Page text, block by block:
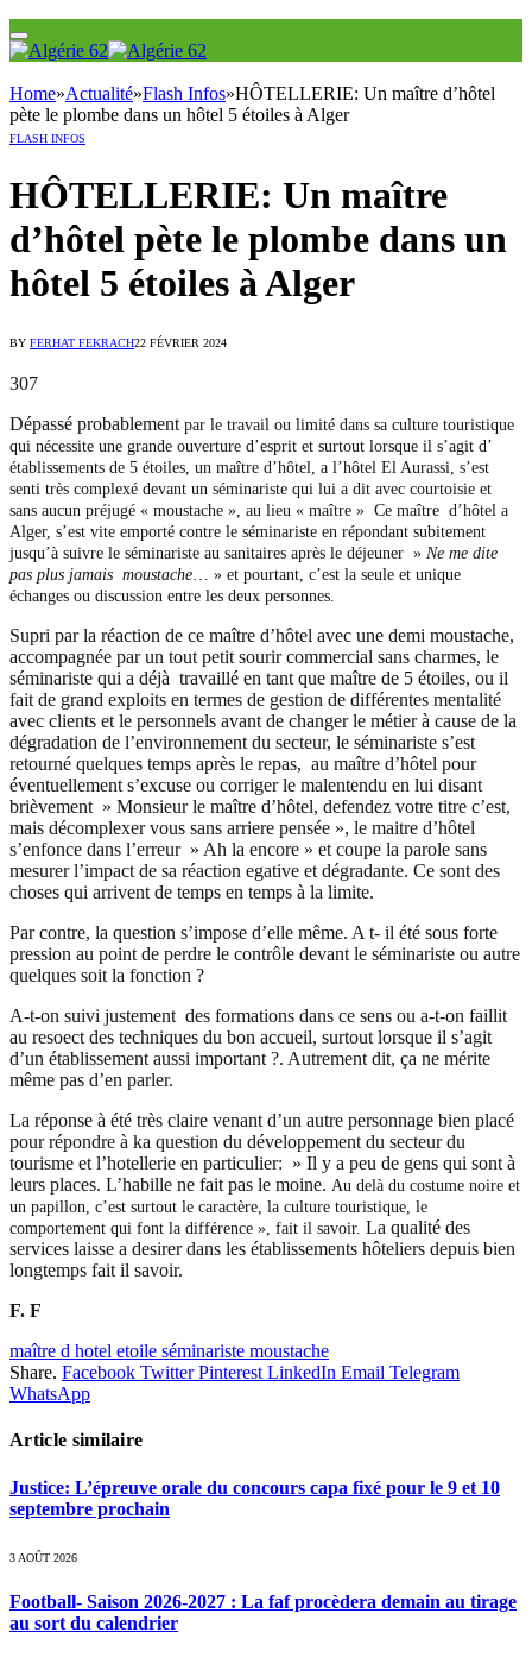
Home»Actualité»Flash Infos»HÔTELLERIE: Un maître d’hôtel
pète le plombe dans un hôtel 5 étoiles à Alger
FLASH INFOS
HÔTELLERIE: Un maître
d’hôtel pète le plombe dans un
hôtel 5 étoiles à Alger
BY FERHAT FEKRACH22 FÉVRIER 2024
307
Dépassé probablement par le travail ou limité dans sa culture touristique
qui nécessite une grande ouverture d’esprit et surtout lorsque il s’agit d’
établissements de 5 étoiles, un maître d’hôtel, a l’hôtel El Aurassi, s’est
senti très complexé devant un séminariste qui lui a dit avec courtoisie et
sans aucun préjugé « moustache », au lieu « maître » Ce maître d’hôtel a
Alger, s’est vite emporté contre le séminariste en répondant subitement
jusqu’à suivre le séminariste au sanitaires après le déjeuner » Ne me dite
pas plus jamais moustache… » et pourtant, c’est la seule et unique
échanges ou discussion entre les deux personnes.
Supri par la réaction de ce maître d’hôtel avec une demi moustache,
accompagnée par un tout petit sourir commercial sans charmes, le
séminariste qui a déjà travaillé en tant que maître de 5 étoiles, ou il
fait de grand exploits en termes de gestion de différentes mentalité
avec clients et le personnels avant de changer le métier à cause de la
dégradation de l’environnement du secteur, le séminariste s’est
retourné quelques temps après le repas, au maître d’hôtel pour
éventuellement s’excuse ou corriger le malentendu en lui disant
brièvement » Monsieur le maître d’hôtel, defendez votre titre c’est,
mais décomplexer vous sans arriere pensée », le maitre d’hôtel
s’enfonce dans l’erreur » Ah la encore » et coupe la parole sans
mesurer l’impact de sa réaction egative et dégradante. Ce sont des
choses qui arrivent de temps en temps à la limite.
Par contre, la question s’impose d’elle même. A t- il été sous forte
pression au point de perdre le contrôle devant le séminariste ou autre
quelques soit la fonction ?
A-t-on suivi justement des formations dans ce sens ou a-t-on faillit
au resoect des techniques du bon accueil, surtout lorsque il s’agit
d’un établissement aussi important ?. Autrement dit, ça ne mérite
même pas d’en parler.
La réponse à été très claire venant d’un autre personnage bien placé
pour répondre à ka question du développement du secteur du
tourisme et l’hotellerie en particulier: » Il y a peu de gens qui sont à
leurs places. L’habille ne fait pas le moine. Au delà du costume noire et
un papillon, c’est surtout le caractère, la culture touristique, le
comportement qui font la différence », fait il savoir. La qualité des
services laisse a desirer dans les établissements hôteliers depuis bien
longtemps fait il savoir.
F. F
maître d hotel etoile séminariste moustache
Share. Facebook Twitter Pinterest LinkedIn Email Telegram
WhatsApp
Article similaire
Justice: L’épreuve orale du concours capa fixé pour le 9 et 10
septembre prochain
3 AOÛT 2026
Football- Saison 2026-2027 : La faf procèdera demain au tirage
au sort du calendrier